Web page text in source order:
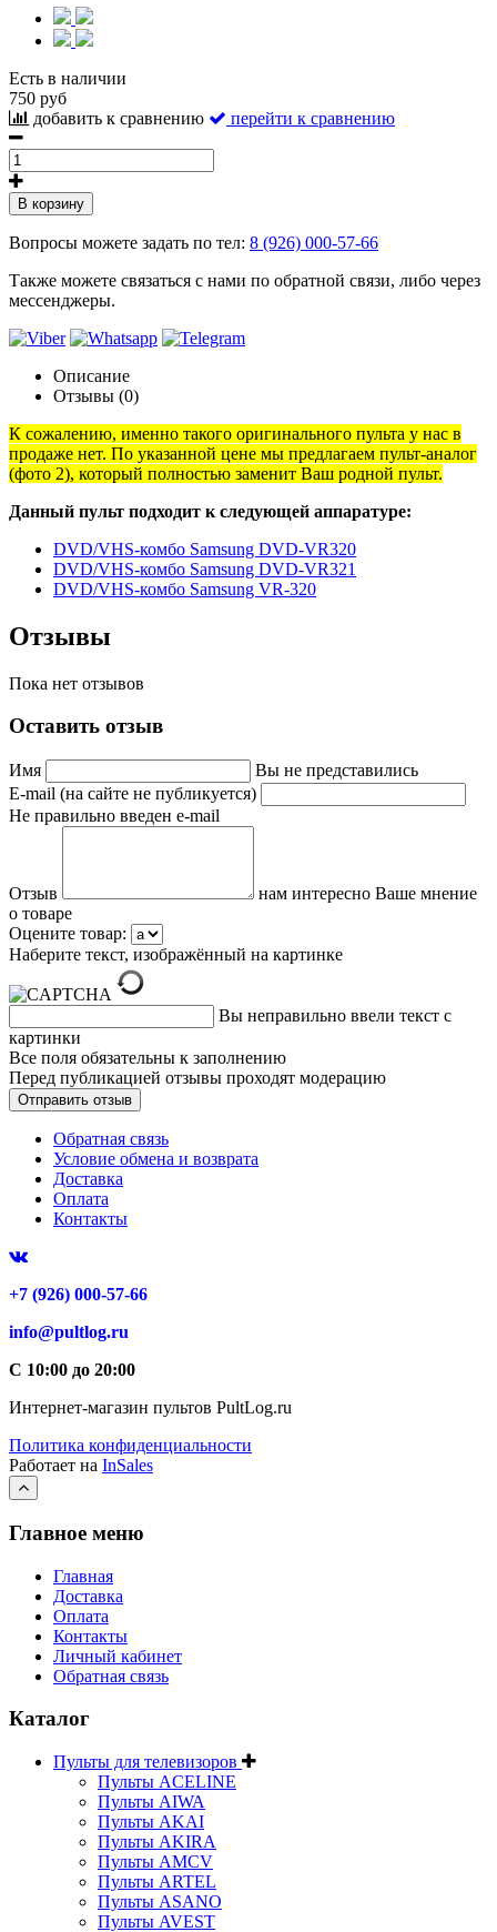
Есть в наличии
750 руб
добавить к сравнению
перейти к сравнению
В корзину
Вопросы можете задать по тел: 8 (926) 000-57-66
Также можете связаться с нами по обратной связи, либо через
мессенджеры.
Описание
Отзывы (0)
К сожалению, именно такого оригинального пульта у нас в
продаже нет. По указанной цене мы предлагаем пульт-аналог
(фото 2), который полностью заменит Ваш родной пульт.
Данный пульт подходит к следующей аппаратуре:
DVD/VHS-комбо Samsung DVD-VR320
DVD/VHS-комбо Samsung DVD-VR321
DVD/VHS-комбо Samsung VR-320
Отзывы
Пока нет отзывов
Оставить отзыв
Имя
Вы не представились
E-mail (на сайте не публикуется)
Не правильно введен e-mail
Отзыв
нам интересно Ваше мнение
о товаре
Оцените товар:
Наберите текст, изображённый на картинке
Вы неправильно ввели текст с
картинки
Все поля обязательны к заполнению
Перед публикацией отзывы проходят модерацию
Обратная связь
Условие обмена и возврата
Доставка
Оплата
Контакты
+7 (926) 000-57-66
info@pultlog.ru
С 10:00 до 20:00
Интернет-магазин пультов PultLog.ru
Политика конфиденциальности
Работает на InSales
Главное меню
Главная
Доставка
Оплата
Контакты
Личный кабинет
Обратная связь
Каталог
Пульты для телевизоров
Пульты ACELINE
Пульты AIWA
Пульты AKAI
Пульты AKIRA
Пульты AMCV
Пульты ARTEL
Пульты ASANO
Пульты AVEST